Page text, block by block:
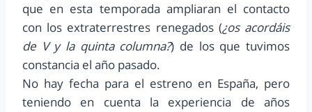
que en esta temporada ampliaran el contacto
con los extraterrestres renegados (¿os acordáis
de V y la quinta columna?) de los que tuvimos
constancia el año pasado.
No hay fecha para el estreno en España, pero
teniendo en cuenta la experiencia de años